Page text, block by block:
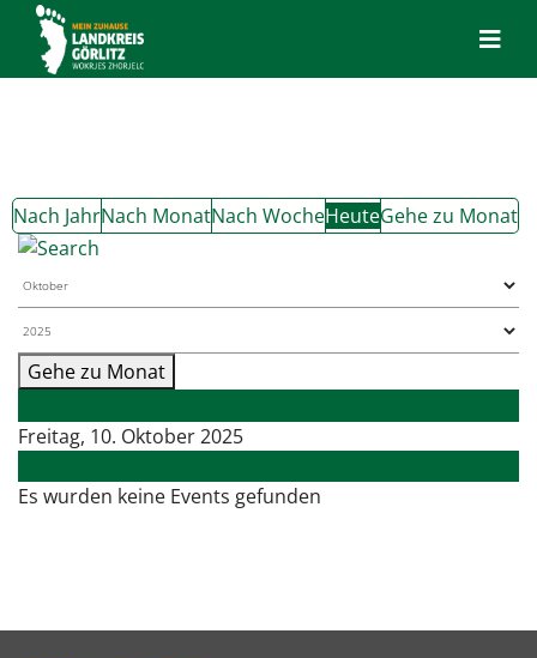
Nach JahrNach MonatNach WocheHeuteGehe zu Monat
Gehe zu Monat
Freitag, 10. Oktober 2025
Es wurden keine Events gefunden